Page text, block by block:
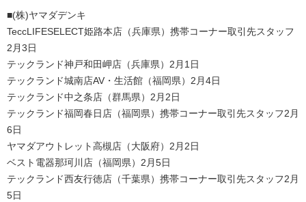
■(株)ヤマダデンキ
TeccLIFESELECT姫路本店（兵庫県）携帯コーナー取引先スタッフ
2月3日
テックランド神戸和田岬店（兵庫県）2月1日
テックランド城南店AV・生活館（福岡県）2月4日
テックランド中之条店（群馬県）2月2日
テックランド福岡春日店（福岡県）携帯コーナー取引先スタッフ2月
6日
ヤマダアウトレット高槻店（大阪府）2月2日
ベスト電器那珂川店（福岡県）2月5日
テックランド西友行徳店（千葉県）携帯コーナー取引先スタッフ2月
5日